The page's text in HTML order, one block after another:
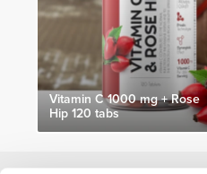
Vitamin C 1000 mg + Rose
Hip 120 tabs